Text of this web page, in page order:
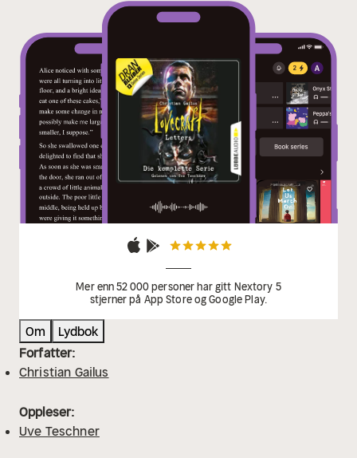
Mer enn 52 000 personer har gitt Nextory 5
stjerner på App Store og Google Play.
Om
Lydbok
Forfatter:
Christian Gailus
Oppleser:
Uve Teschner